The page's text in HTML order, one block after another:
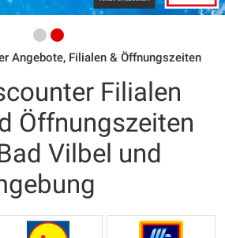
Angebote, Filialen & Öffnungszeiten
Filialen
Öffnungszeiten
Vilbel und